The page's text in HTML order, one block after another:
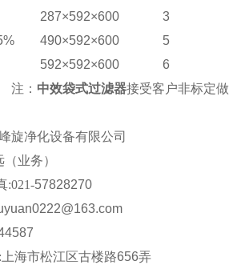
287×592×600 3
490×592×600
5
592×592×600
6
： 中效袋式过滤器接受客户非标定做
旋净化设备有限公司
（业务）
:021-57828270
@163.com
: 上海市松江区古楼路656弄